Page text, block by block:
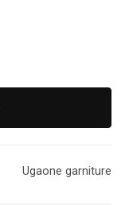
Ugaone garniture